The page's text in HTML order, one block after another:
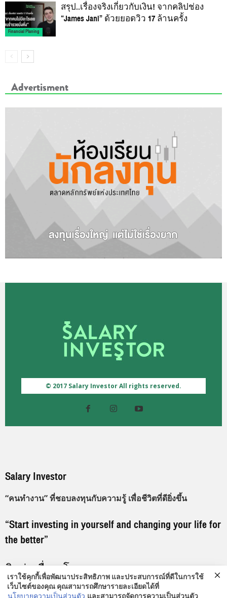
Financial Planing
สรุป..เรื่องจริงเกี่ยวกับเงิน! จากคลิปช่อง
“James Jani” ด้วยยอดวิว 17 ล้านครั้ง
Advertisment
© 2017 Salary Investor All rights reserved.
Salary Investor
“คนทำงาน” ที่ชอบลงทุนกับความรู้ เพื่อชีวิตที่ดียิ่งขึ้น
“Start investing in yourself and changing your life for
the better”
ติดต่อเพื่อลงโฆษณา
096-919-9192
เราใช้คุกกี้เพื่อพัฒนาประสิทธิภาพ และประสบการณ์ที่ดีในการใช้
เว็บไซต์ของคุณ คุณสามารถศึกษารายละเอียดได้ที่